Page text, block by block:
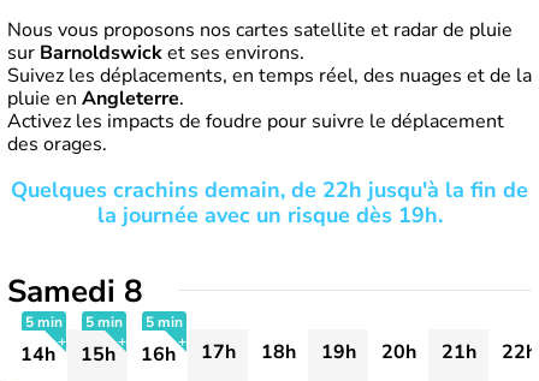
Nous vous proposons nos cartes satellite et radar de pluie
sur Barnoldswicket ses environs.
Suivez les déplacements, en temps réel, des nuages et de la
pluie en Angleterre.
Activez les impacts de foudre pour suivre le déplacement
des orages.
Quelques crachins demain, de 22h jusqu'à la fin de
la journée avec un risque dès 19h.
Samedi 8
5 min
14h
5 min
15h
5 min
16h 17h 18h 19h 20h 21h
22h